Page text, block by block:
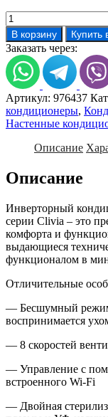
Количество
товара
Кондиционер
Tosot
T24H-
SCW/I/
T24H-
SCW/O
В корзину Купить
Заказать через:
Артикул: 976437
кондиционеры,
Настенные
Описание
Описание
Инверторный
серии Clivia – это
комфорта и
выдающиеся
функционалом в
Отличительные
— Бесшумный
воспринимается
— 8 скоростей
— Управление с
встроенного Wi-Fi
— Двойная